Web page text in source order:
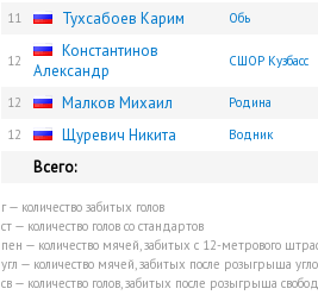
11 Тухсабоев Карим Обь
12
Константинов
Александр
СШОР Кузбасс
12 Малков Михаил
Родина
12
Щуревич Никита Водник
Всего:
г — количество забитых голов
ст — количество голов со стандартов
пен — количество мячей, забитых с 12-метрового
угл — количество мячей, забитых после розыгрыша
св — количество голов, забитых после розыгрыша